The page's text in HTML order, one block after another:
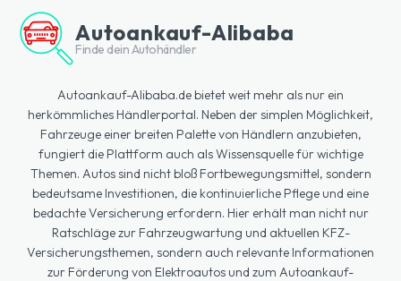
Autoankauf-Alibaba
Finde dein Autohändler
Autoankauf-Alibaba.de bietet weit mehr als nur ein
herkömmliches Händlerportal. Neben der simplen Möglichkeit,
Fahrzeuge einer breiten Palette von Händlern anzubieten,
fungiert die Plattform auch als Wissensquelle für wichtige
Themen. Autos sind nicht bloß Fortbewegungsmittel, sondern
bedeutsame Investitionen, die kontinuierliche Pflege und eine
bedachte Versicherung erfordern. Hier erhält man nicht nur
Ratschläge zur Fahrzeugwartung und aktuellen KFZ-
Versicherungsthemen, sondern auch relevante Informationen
zur Förderung von Elektroautos und zum Autoankauf-